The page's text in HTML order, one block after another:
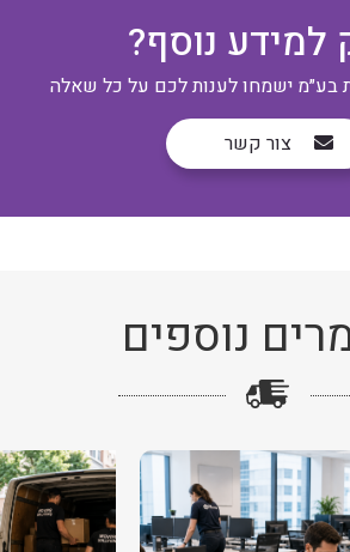
למידע נוסף?
בע״מ ישמחו לענות לכם על כל שאלה
צור קשר
נוספים